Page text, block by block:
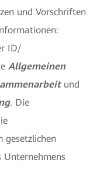
und Vorschriften
ID/
Allgemeinen
und
. Die
gesetzlichen
Unternehmens